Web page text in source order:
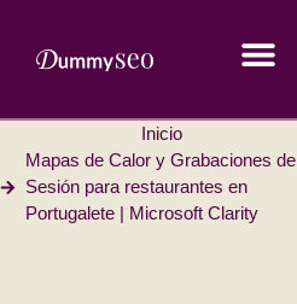
Inicio
Mapas de Calor y Grabaciones de
Sesión para restaurantes en
Portugalete | Microsoft Clarity